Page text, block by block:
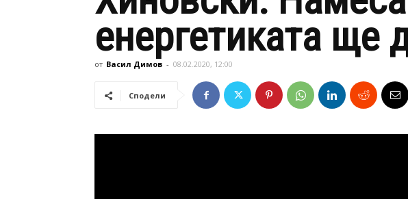
енергетиката ще
от Васил Димов - 08.02.2020, 12:00
Сподели